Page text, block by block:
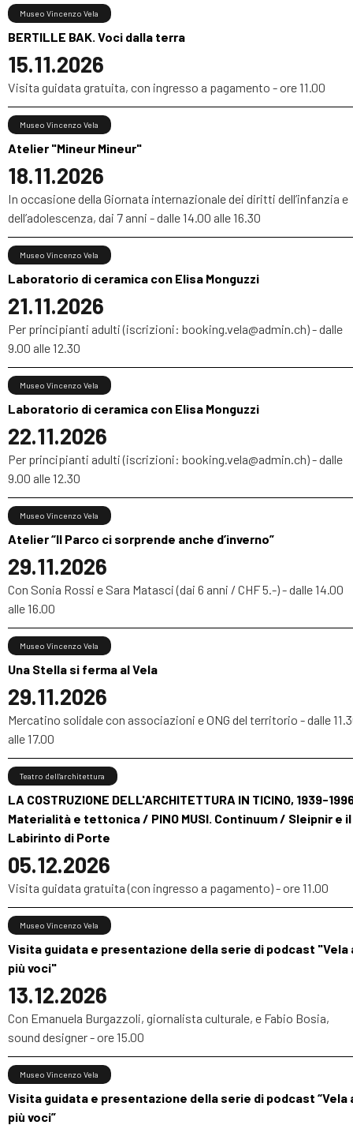
BERTILLE BAK. Voci dalla terra
15.11.2026
Museo Vincenzo Vela
Visita guidata gratuita, con ingresso a pagamento - ore 11.00
Atelier "Mineur Mineur"
18.11.2026
Museo Vincenzo Vela
In occasione della Giornata internazionale dei diritti dell’infanzia e
dell’adolescenza, dai 7 anni - dalle 14.00 alle 16.30
Laboratorio di ceramica con Elisa Monguzzi
21.11.2026
Museo Vincenzo Vela
Per principianti adulti (iscrizioni: booking.vela@admin.ch) - dalle
9.00 alle 12.30
Laboratorio di ceramica con Elisa Monguzzi
22.11.2026
Museo Vincenzo Vela
Per principianti adulti (iscrizioni: booking.vela@admin.ch) - dalle
9.00 alle 12.30
Atelier “Il Parco ci sorprende anche d’inverno”
29.11.2026
Museo Vincenzo Vela
Con Sonia Rossi e Sara Matasci (dai 6 anni / CHF 5.-) - dalle 14.00
alle 16.00
Una Stella si ferma al Vela
29.11.2026
Museo Vincenzo Vela
Mercatino solidale con associazioni e ONG del territorio - dalle
alle 17.00
LA COSTRUZIONE DELL'ARCHITETTURA IN TICINO, 1939-
Materialità e tettonica / PINO MUSI. Continuum / Sleipnir e il
Labirinto di Porte
05.12.2026
Teatro dell’architettura
Visita guidata gratuita (con ingresso a pagamento) - ore 11.00
Visita guidata e presentazione della serie di podcast "Vela
più voci"
13.12.2026
Museo Vincenzo Vela
Con Emanuela Burgazzoli, giornalista culturale, e Fabio Bosia,
sound designer - ore 15.00
Visita guidata e presentazione della serie di podcast “Vela
più voci”
Museo Vincenzo Vela